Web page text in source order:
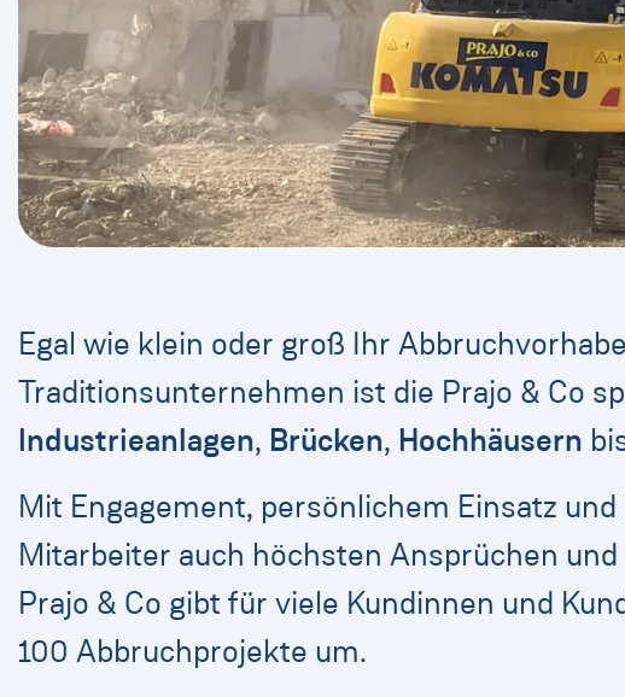
Egal wie klein oder groß Ihr
Traditionsunternehmen ist die Prajo & Co
Industrieanlagen, Brücken, Hochhäusern
Mit Engagement, persönlichem Einsatz
Mitarbeiter auch höchsten Ansprüchen
Prajo & Co gibt für viele Kundinnen und
100 Abbruchprojekte um.